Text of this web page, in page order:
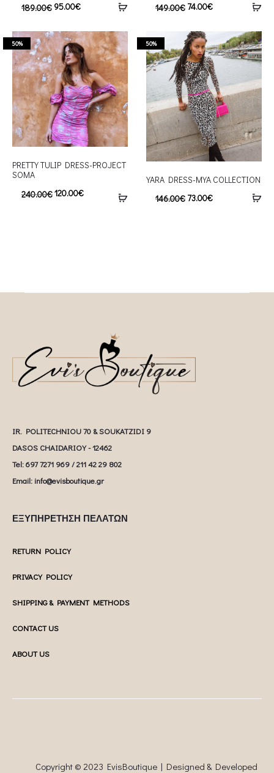
189.00€ 95.00€
149.00€ 74.00€
50%
PRETTY TULIP DRESS-PROJECT
SOMA
240.00€120.00€
50%
YARA DRESS-MYA COLLECTION
146.00€ 73.00€
IR. POLITECHNIOU 70 & SOUKATZIDI 9
DASOS CHAIDARIOY - 12462
Tel: 697 7271 969 / 211 42 29 802
Email: info@evisboutique.gr
ΕΞΥΠΗΡΕΤΗΣΗ ΠΕΛΑΤΩΝ
RETURN POLICY
PRIVACY POLICY
SHIPPING & PAYMENT METHODS
CONTACT US
ABOUT US
Copyright © 2023 EvisBoutique | Designed & Developed